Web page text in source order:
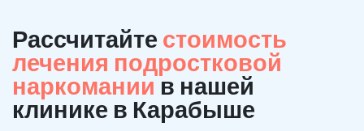
Рассчитайте стоимость
лечения подростковой
наркоманиив нашей
клинике в Карабыше